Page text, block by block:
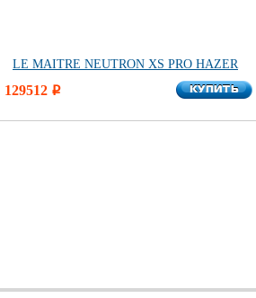
LE MAITRE NEUTRON XS PRO HAZER
129512 i КУПИТЬ
КУПИТЬ